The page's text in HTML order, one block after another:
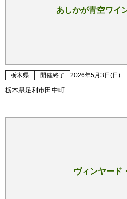
あしかが青空ワイ
栃木県 開催終了 2026年5月3日(日)
栃木県足利市田中町
ヴィンヤード